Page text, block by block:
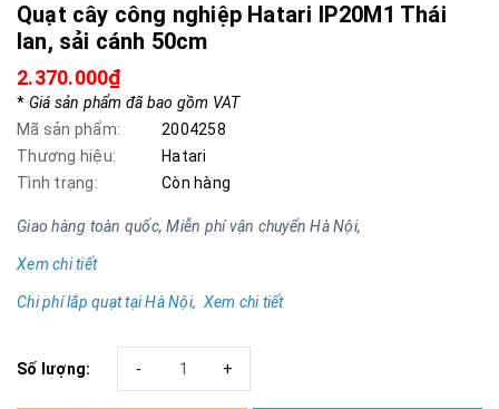
Quạt cây công nghiệp Hatari IP20M1 Thái
lan, sải cánh 50cm
2.370.000₫
* Giá sản phẩm đã bao gồm VAT
Mã sản phẩm:
2004258
Thương hiệu:
Hatari
Tình trạng:
Còn hàng
Giao hàng toàn quốc, Miễn phí vận chuyển Hà Nội,
Xem chi tiết
Chi phí lắp quạt tại Hà Nội, Xem chi tiết
Số lượng: +
-